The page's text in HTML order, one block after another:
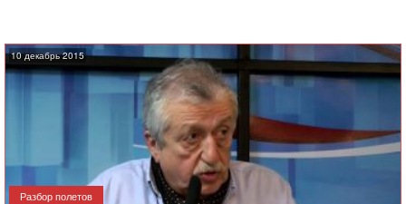
10 декабрь 2015
Разбор полетов